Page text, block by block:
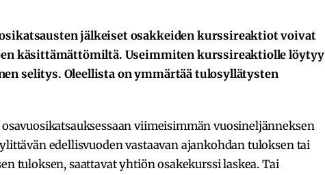
jälkeiset osakkeiden kurssireaktiot voivat
käsittämättömiltä. Useimmiten kurssireaktiolle löytyy
selitys. Oleellista on ymmärtää tulosyllätysten
viimeisimmän vuosineljänneksen
edellisvuoden vastaavan ajankohdan tuloksen tai
tuloksen, saattavat yhtiön osakekurssi laskea. Tai